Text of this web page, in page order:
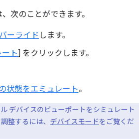
次のことができます。
ーライド します。
ト] をクリックします。
状態をエミュレート。
デバイスのビューポートをシミュレート
整するには、 デバイスモードをご覧くだ